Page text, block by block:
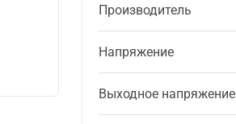
Производитель
Напряжение
Выходное напряжение